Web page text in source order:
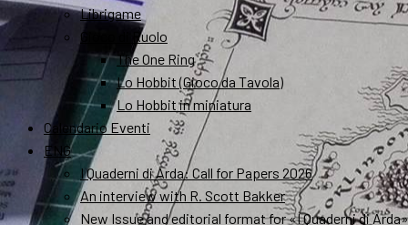
Librigame
Gioco di Ruolo
The One Ring
Lo Hobbit (Gioco da Tavola)
Lo Hobbit in miniatura
Calendario Eventi
ENG
I Quaderni di Arda: Call for Papers 2026
An interview with R. Scott Bakker
New Issue and editorial format for «I Quaderni di Arda»